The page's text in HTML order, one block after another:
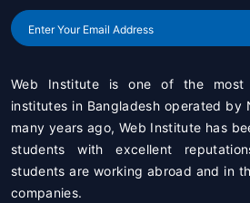
Web Institute is one of the most
institutes in Bangladesh operated by
many years ago, Web Institute has
students with excellent
students are working abroad and in
companies.